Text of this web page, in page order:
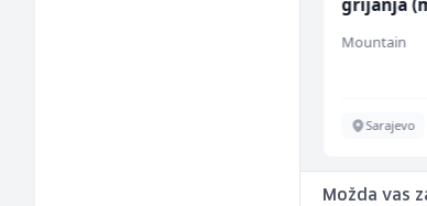
grijanja
Mountain
Sarajevo
Možda vas